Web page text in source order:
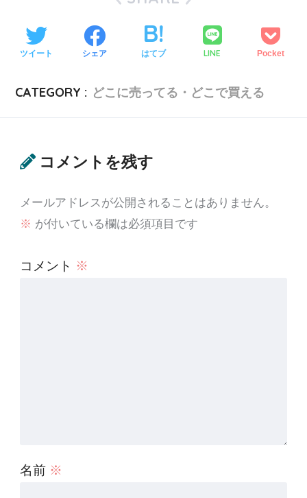
ツイート シェア はてブ LINE Pocket
CATEGORY : どこに売ってる・どこで買える
コメントを残す
メールアドレスが公開されることはありません。
※ が付いている欄は必須項目です
コメント ※
名前 ※